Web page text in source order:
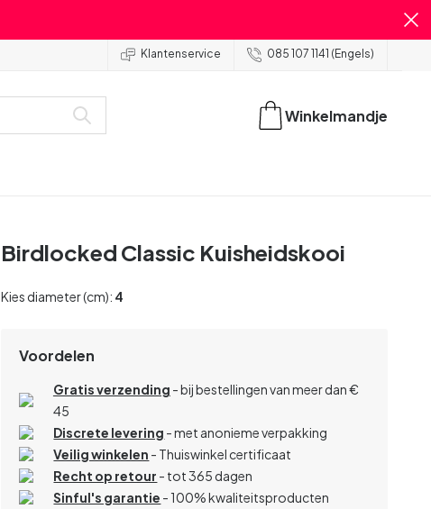
Klantenservice 085 107 1141 (Engels)
Winkelmandje
Birdlocked Classic Kuisheidskooi
Kies diameter (cm): 4
Voordelen
Gratis verzending - bij bestellingen van meer dan €
45
Discrete levering - met anonieme verpakking
Veilig winkelen - Thuiswinkel certificaat
Recht op retour - tot 365 dagen
Sinful's garantie - 100% kwaliteitsproducten